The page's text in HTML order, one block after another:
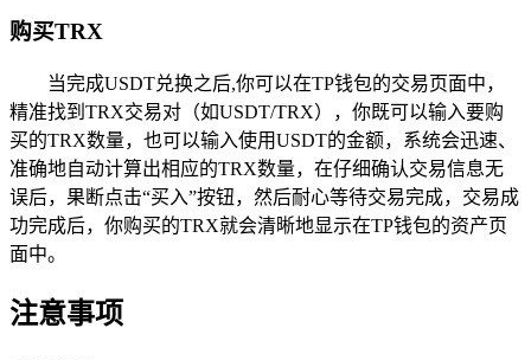
购买TRX
当完成USDT兑换之后,你可以在TP钱包的交易页面中，
精准找到TRX交易对（如USDT/TRX），你既可以输入要购
买的TRX数量，也可以输入使用USDT的金额，系统会迅速、
准确地自动计算出相应的TRX数量，在仔细确认交易信息无
误后，果断点击“买入”按钮，然后耐心等待交易完成，交易成
功完成后，你购买的TRX就会清晰地显示在TP钱包的资产页
面中。
注意事项